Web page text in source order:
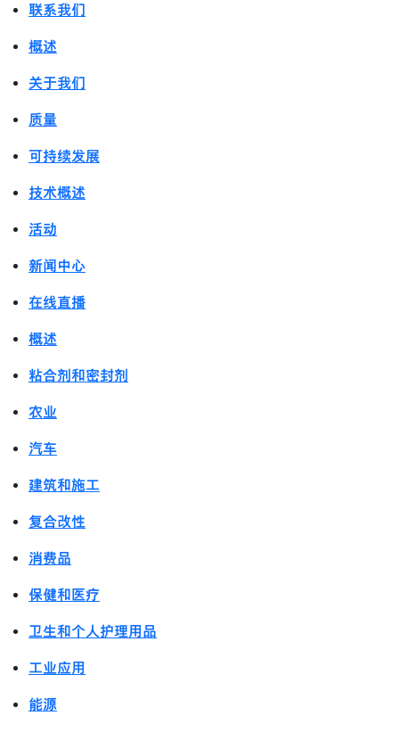
联系我们
概述
关于我们
质量
可持续发展
技术概述
活动
新闻中心
在线直播
概述
粘合剂和密封剂
农业
汽车
建筑和施工
复合改性
消费品
保健和医疗
卫生和个人护理用品
工业应用
能源